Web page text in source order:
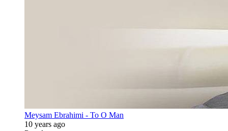
Meysam Ebrahimi - To O Man
10 years ago